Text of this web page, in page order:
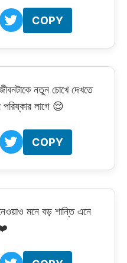
COPY
নতুন চোখে দেখতে
লাগে 😌
COPY
মনে বড় শান্তি এনে